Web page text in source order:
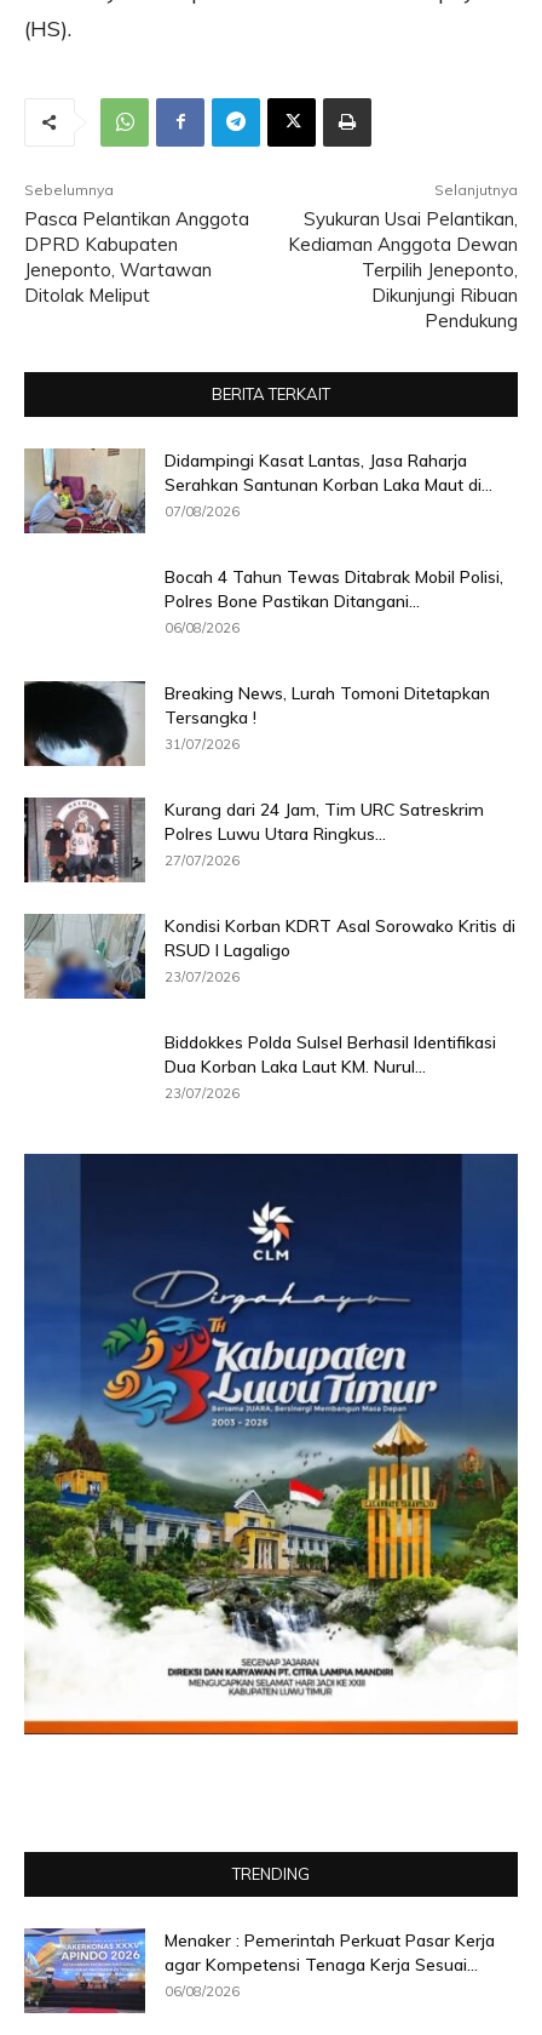
(HS).
Sebelumnya
Pasca Pelantikan Anggota
DPRD Kabupaten
Jeneponto, Wartawan
Ditolak Meliput
Selanjutnya
Syukuran Usai Pelantikan,
Kediaman Anggota Dewan
Terpilih Jeneponto,
Dikunjungi Ribuan
Pendukung
BERITA TERKAIT
Didampingi Kasat Lantas, Jasa Raharja
Serahkan Santunan Korban Laka Maut di...
07/08/2026
Bocah 4 Tahun Tewas Ditabrak Mobil Polisi,
Polres Bone Pastikan Ditangani...
06/08/2026
Breaking News, Lurah Tomoni Ditetapkan
Tersangka !
31/07/2026
Kurang dari 24 Jam, Tim URC Satreskrim
Polres Luwu Utara Ringkus...
27/07/2026
Kondisi Korban KDRT Asal Sorowako Kritis di
RSUD I Lagaligo
23/07/2026
Biddokkes Polda Sulsel Berhasil Identifikasi
Dua Korban Laka Laut KM. Nurul...
23/07/2026
TRENDING
Menaker : Pemerintah Perkuat Pasar Kerja
agar Kompetensi Tenaga Kerja Sesuai...
06/08/2026